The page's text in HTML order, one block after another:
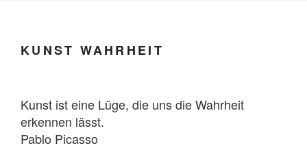
KUNST WAHRHEIT
Kunst ist eine Lüge, die uns die Wahrheit
erkennen lässt.
Pablo Picasso